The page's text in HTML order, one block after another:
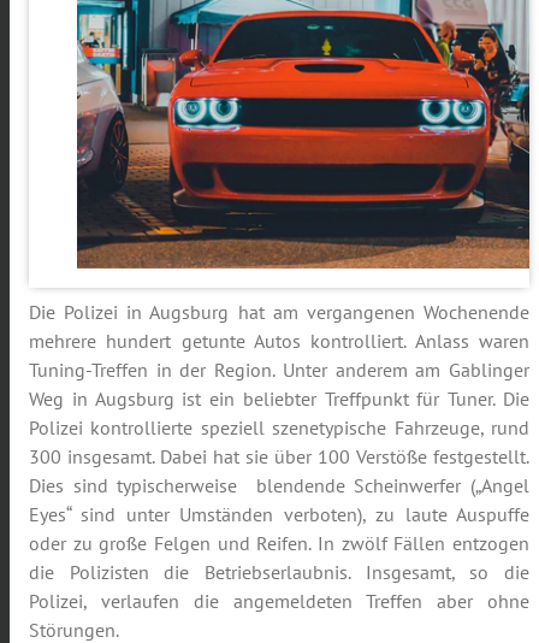
Die Polizei in Augsburg hat am vergangenen Wochenende
mehrere hundert getunte Autos kontrolliert. Anlass waren
Tuning-Treffen in der Region. Unter anderem am Gablinger
Weg in Augsburg ist ein beliebter Treffpunkt für Tuner. Die
Polizei kontrollierte speziell szenetypische Fahrzeuge, rund
300 insgesamt. Dabei hat sie über 100 Verstöße festgestellt.
Dies sind typischerweise blendende Scheinwerfer („Angel
Eyes“ sind unter Umständen verboten), zu laute Auspuffe
oder zu große Felgen und Reifen. In zwölf Fällen entzogen
die Polizisten die Betriebserlaubnis. Insgesamt, so die
Polizei, verlaufen die angemeldeten Treffen aber ohne
Störungen.